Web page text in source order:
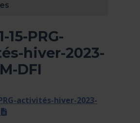
15-PRG-
hiver-2023-
DFI
activités-hiver-2023-
(docx)